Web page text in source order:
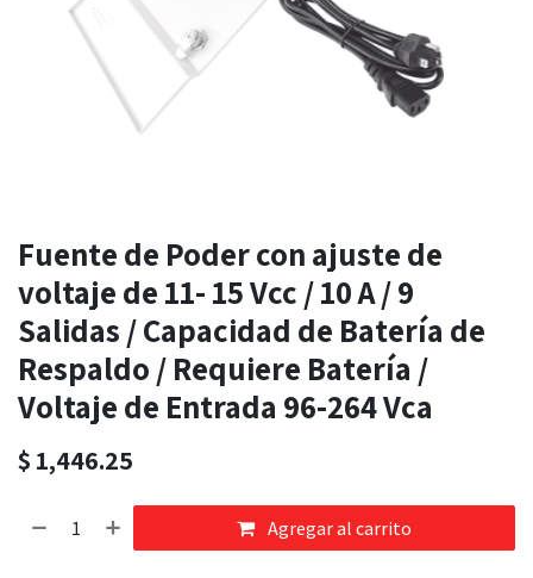
Fuente de Poder con ajuste de
voltaje de 11- 15 Vcc / 10 A / 9
Salidas / Capacidad de Batería de
Respaldo / Requiere Batería /
Voltaje de Entrada 96-264 Vca
$ 1,446.25
Agregar al carrito